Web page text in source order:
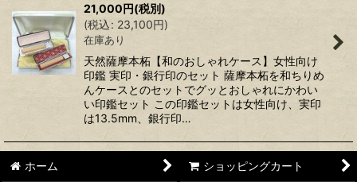
21,000円(税別)
(税込: 23,100円)
在庫あり
天然薩摩本柘【和のおしゃれケース】女性向け
印鑑 実印・銀行印のセット 薩摩本柘を和ちりめ
んケースとのセットでグッとおしゃれにかわい
い印鑑セット この印鑑セットは女性向け、実印
は13.5mm、銀行印…
ホーム ショッピングカート